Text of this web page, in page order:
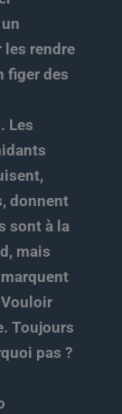
rendre
figer des
Les
donnent
sont à la
mais
Toujours
pas ?